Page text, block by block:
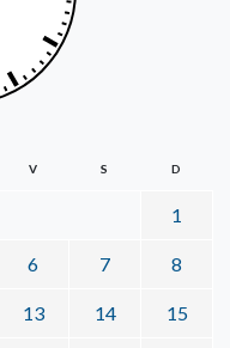
V S D
1
6 7 8
13 14 15